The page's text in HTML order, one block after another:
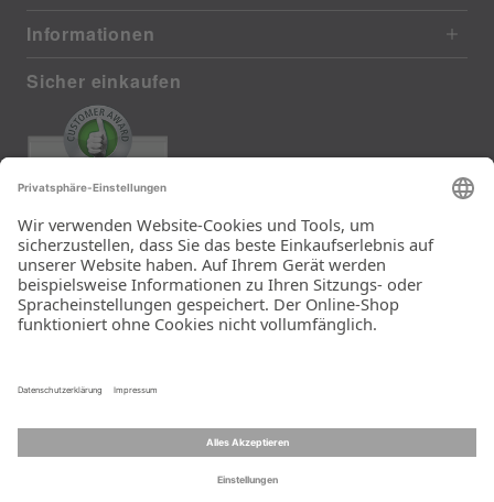
Informationen
Sicher einkaufen
373 reviews from real customers
(last 12 months)
Total: 11290
Die Auswahl und die
Einfachheit der
Bestellung.